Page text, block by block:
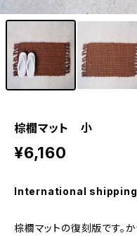
棕櫚マット 小
¥6,160
International
棕櫚マットの復刻版です。